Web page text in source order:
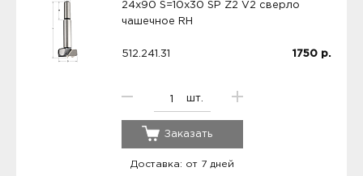
24x90 S=10x30 SP Z2 V2 сверло
чашечное RH
512.241.31
шт.
1750 р.
Заказать
Доставка: от 7 дней